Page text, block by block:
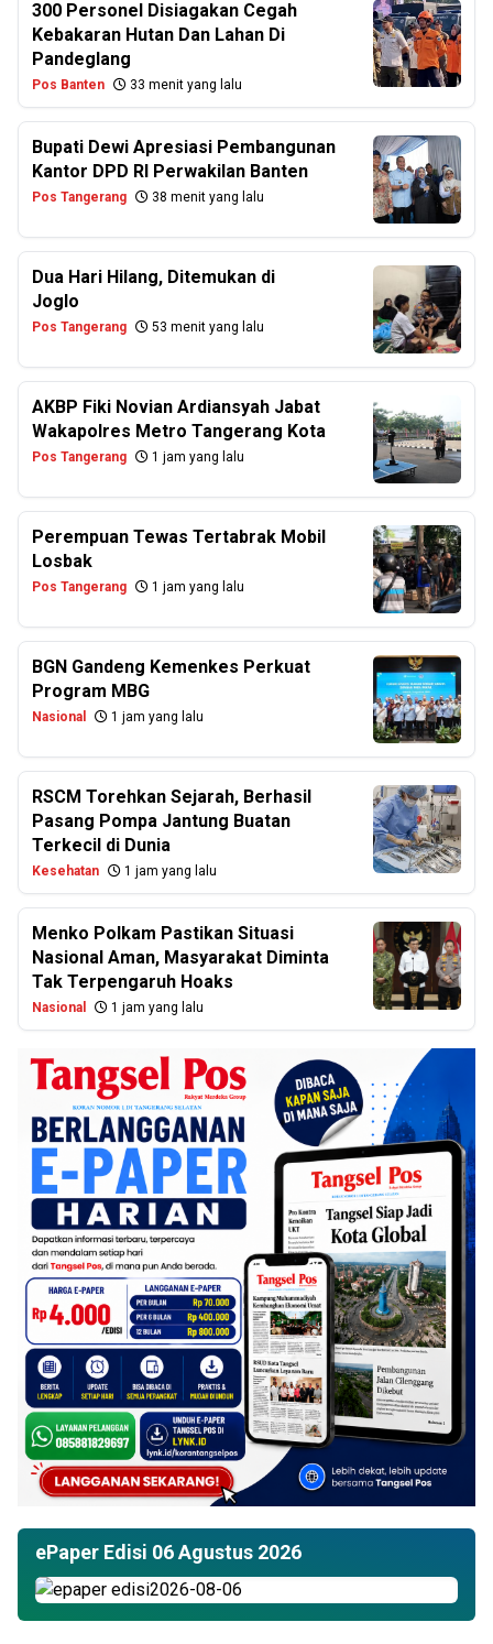
300 Personel Disiagakan Cegah
Kebakaran Hutan Dan Lahan Di
Pandeglang
Pos Banten 33 menit yang lalu
Bupati Dewi Apresiasi Pembangunan
Kantor DPD RI Perwakilan Banten
Pos Tangerang 38 menit yang lalu
Dua Hari Hilang, Ditemukan di
Joglo
Pos Tangerang 53 menit yang lalu
AKBP Fiki Novian Ardiansyah Jabat
Wakapolres Metro Tangerang Kota
Pos Tangerang 1 jam yang lalu
Perempuan Tewas Tertabrak Mobil
Losbak
Pos Tangerang 1 jam yang lalu
BGN Gandeng Kemenkes Perkuat
Program MBG
Nasional 1 jam yang lalu
RSCM Torehkan Sejarah, Berhasil
Pasang Pompa Jantung Buatan
Terkecil di Dunia
Kesehatan 1 jam yang lalu
Menko Polkam Pastikan Situasi
Nasional Aman, Masyarakat Diminta
Tak Terpengaruh Hoaks
Nasional 1 jam yang lalu
ePaper Edisi 06 Agustus 2026